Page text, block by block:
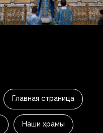
Главная страница
Наши храмы